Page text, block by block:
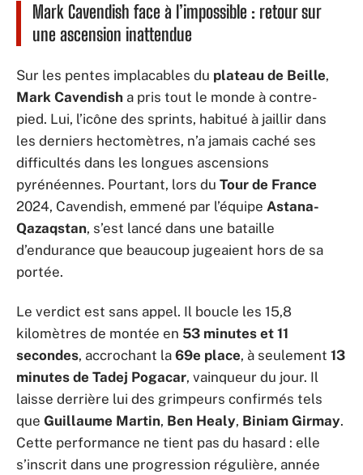
Mark Cavendish face à l’impossible : retour sur
une ascension inattendue
Sur les pentes implacables du plateau de Beille,
Mark Cavendish a pris tout le monde à contre-
pied. Lui, l’icône des sprints, habitué à jaillir dans
les derniers hectomètres, n’a jamais caché ses
difficultés dans les longues ascensions
pyrénéennes. Pourtant, lors du Tour de France
2024, Cavendish, emmené par l’équipe Astana-
Qazaqstan, s’est lancé dans une bataille
d’endurance que beaucoup jugeaient hors de sa
portée.
Le verdict est sans appel. Il boucle les 15,8
kilomètres de montée en 53 minutes et 11
secondes, accrochant la 69e place, à seulement 13
minutes de Tadej Pogacar, vainqueur du jour. Il
laisse derrière lui des grimpeurs confirmés tels
que Guillaume Martin, Ben Healy, Biniam Girmay.
Cette performance ne tient pas du hasard : elle
s’inscrit dans une progression régulière, année